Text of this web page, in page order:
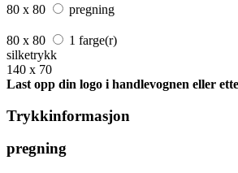
80 x 80 pregning
80 x 80
1 farge(r)
silketrykk
140 x 70
Last opp din logo i handlevognen eller
Trykkinformasjon
pregning